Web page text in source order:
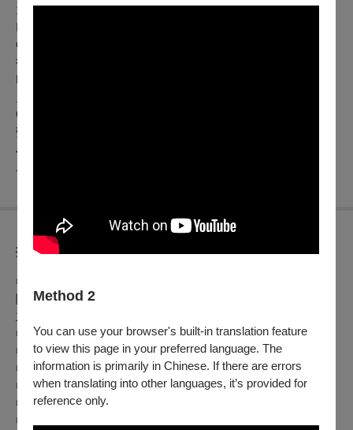
Method 2
You can use your browser's built-in translation feature
to view this page in your preferred language. The
information is primarily in Chinese. If there are errors
when translating into other languages, it’s provided for
reference only.
1010
巴哈：無伴奏大提琴組曲降E大調第四號，編號1010
Claude Debussy: Syrinx
德布西:潘神笛
Karlheinz Stockhausen : In Freundschaft
Christian Lauba: Hard
勞巴：困難
Jeanine Rueff: Sonate
折扣方案
◎身心障礙人士及陪同者1名購票5折優待，入場時應出示身心
障礙手冊，陪同者與身障者需同時入場 ( 若有輪椅需求，請洽
主辦單位或至
◎兩廳院會員9折
◎歌劇院付費會員9折、免費會員(學生卡)9折
◎衛武營付費會員9折、免費會員(青年卡)9折
◎
學生、誠品會員9折
◎
青管之友9折 (請輸入優惠代碼)
◎